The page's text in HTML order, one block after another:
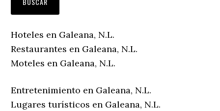
Hoteles en Galeana, N.L.
Restaurantes en Galeana, N.L.
Moteles en Galeana, N.L.
Entretenimiento en Galeana, N.L.
Lugares turísticos en Galeana, N.L.